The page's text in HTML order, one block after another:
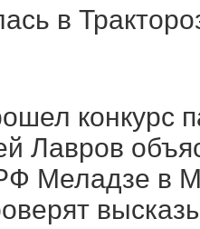
в
конкурс
Лавров
Меладзе в